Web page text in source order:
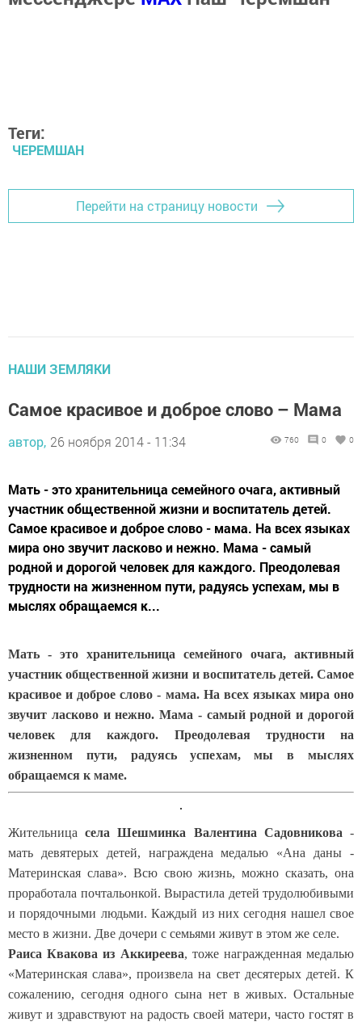
Теги:
ЧЕРЕМШАН
Перейти на страницу новости
НАШИ ЗЕМЛЯКИ
Самое красивое и доброе слово – Мама
автор, 26 ноября 2014 - 11:34 760 0 0
Мать - это хранительница семейного очага, активный
участник общественной жизни и воспитатель детей.
Самое красивое и доброе слово - мама. На всех языках
мира оно звучит ласково и нежно. Мама - самый
родной и дорогой человек для каждого. Преодолевая
трудности на жизненном пути, радуясь успехам, мы в
мыслях обращаемся к...
Мать - это хранительница семейного очага, активный
участник общественной жизни и воспитатель детей. Самое
красивое и доброе слово - мама. На всех языках мира оно
звучит ласково и нежно. Мама - самый родной и дорогой
человек для каждого. Преодолевая трудности на
жизненном пути, радуясь успехам, мы в мыслях
обращаемся к маме.
Жительницасела Шешминка Валентина Садовникова -
мать девятерых детей, награждена медалью «Ана даны -
Материнская слава». Всю свою жизнь, можно сказать, она
проработала почтальонкой. Вырастила детей трудолюбивыми
и порядочными людьми. Каждый из них сегодня нашел свое
место в жизни. Две дочери с семьями живут в этом же селе.
Раиса Квакова из Аккиреева, тоже награжденная медалью
«Материнская слава», произвела на свет десятерых детей. К
сожалению, сегодня одного сына нет в живых. Остальные
живут и здравствуют на радость своей матери, часто гостят в